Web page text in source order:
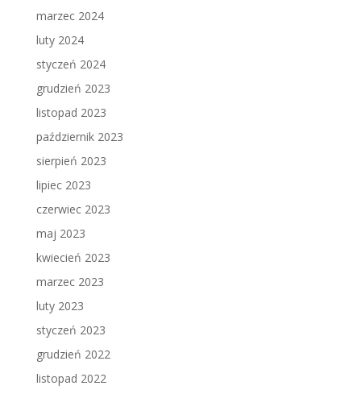
marzec 2024
luty 2024
styczeń 2024
grudzień 2023
listopad 2023
październik 2023
sierpień 2023
lipiec 2023
czerwiec 2023
maj 2023
kwiecień 2023
marzec 2023
luty 2023
styczeń 2023
grudzień 2022
listopad 2022